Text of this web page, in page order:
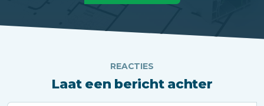
REACTIES
Laat een bericht achter